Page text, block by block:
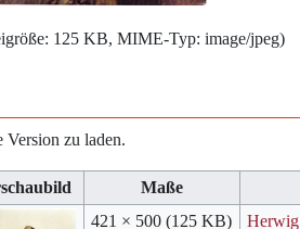
125 KB, MIME-Typ: image/jpeg)
zu laden.
Maße
421 × 500(125 KB) Herwig